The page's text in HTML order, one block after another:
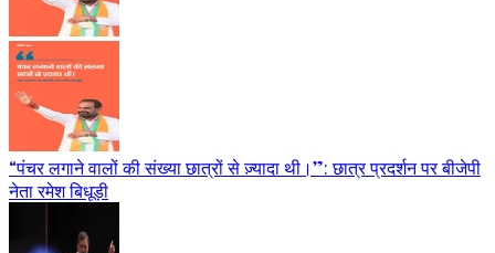
“पंचर लगाने वालों की संख्या छात्रों से ज़्यादा थी।”: छात्र प्रदर्शन पर बीजेपी
नेता रमेश बिधूड़ी